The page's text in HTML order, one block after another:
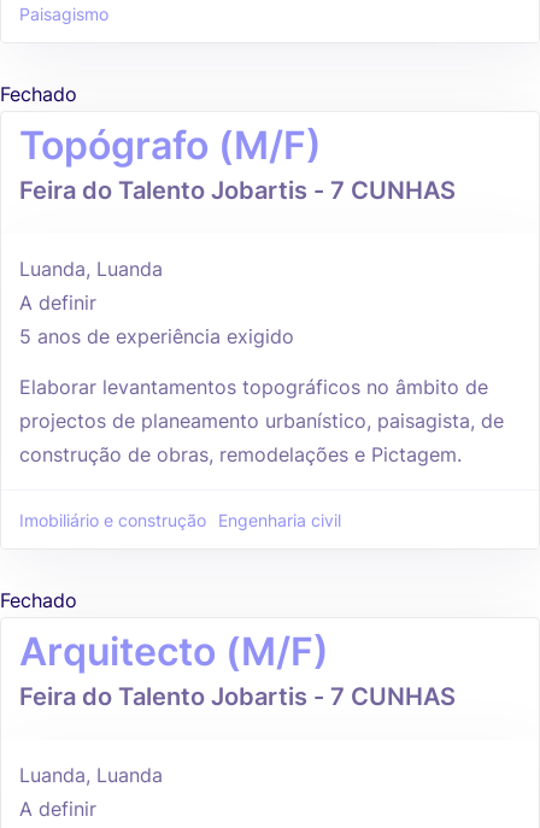
Paisagismo
Fechado
Topógrafo (M/F)
Feira do Talento Jobartis - 7 CUNHAS
Luanda, Luanda
A definir
5 anos de experiência exigido
Elaborar levantamentos topográficos no âmbito de
projectos de planeamento urbanístico, paisagista, de
construção de obras, remodelações e Pictagem.
Imobiliário e construção Engenharia civil
Fechado
Arquitecto (M/F)
Feira do Talento Jobartis - 7 CUNHAS
Luanda, Luanda
A definir